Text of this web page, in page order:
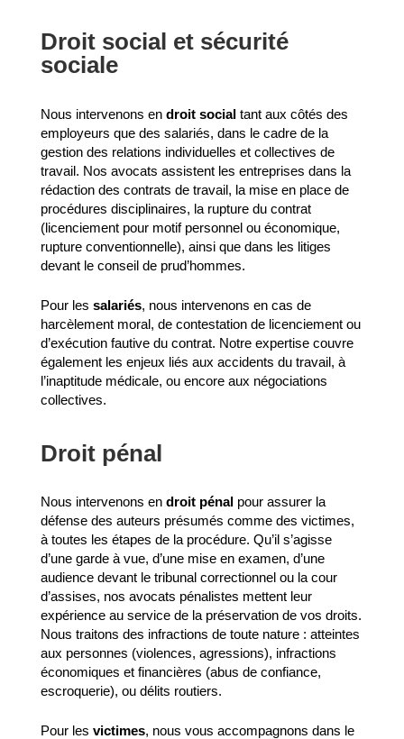
Droit social et sécurité
sociale
Nous intervenons en droit socialtant aux côtés des
employeurs que des salariés, dans le cadre de la
gestion des relations individuelles et collectives de
travail. Nos avocats assistent les entreprises dans la
rédaction des contrats de travail, la mise en place de
procédures disciplinaires, la rupture du contrat
(licenciement pour motif personnel ou économique,
rupture conventionnelle), ainsi que dans les litiges
devant le conseil de prud’hommes.
Pour les salariés, nous intervenons en cas de
harcèlement moral, de contestation de licenciement ou
d’exécution fautive du contrat. Notre expertise couvre
également les enjeux liés aux accidents du travail, à
l’inaptitude médicale, ou encore aux négociations
collectives.
Droit pénal
Nous intervenons en droit pénalpour assurer la
défense des auteurs présumés comme des victimes,
à toutes les étapes de la procédure. Qu’il s’agisse
d’une garde à vue, d’une mise en examen, d’une
audience devant le tribunal correctionnel ou la cour
d’assises, nos avocats pénalistes mettent leur
expérience au service de la préservation de vos droits.
Nous traitons des infractions de toute nature : atteintes
aux personnes (violences, agressions), infractions
économiques et financières (abus de confiance,
escroquerie), ou délits routiers.
Pour les victimes, nous vous accompagnons dans le